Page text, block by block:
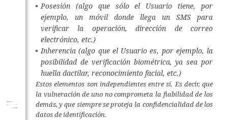
Posesión (algo que sólo el Usuario tiene, por
ejemplo, un móvil donde llega un SMS para
verificar la operación, dirección de correo
electrónico, etc.)
Inherencia (algo que el Usuario es, por ejemplo, la
posibilidad de verificación biométrica, ya sea por
huella dactilar, reconocimiento facial, etc.)
Estos elementos son independientes entre sí. Es decir, que
la vulneración de uno no comprometa la fiabilidad de los
demás, y que siempre se proteja la confidencialidad de los
datos de identificación.